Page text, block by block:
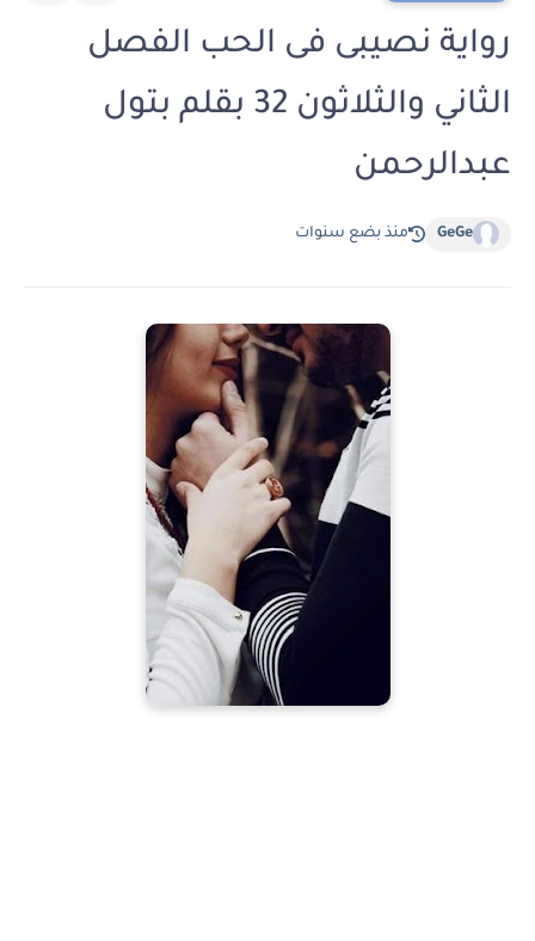
رواية نصيبى فى الحب الفصل
الثاني والثلاثون 32 بقلم بتول
عبدالرحمن
GeGe منذ بضع سنوات